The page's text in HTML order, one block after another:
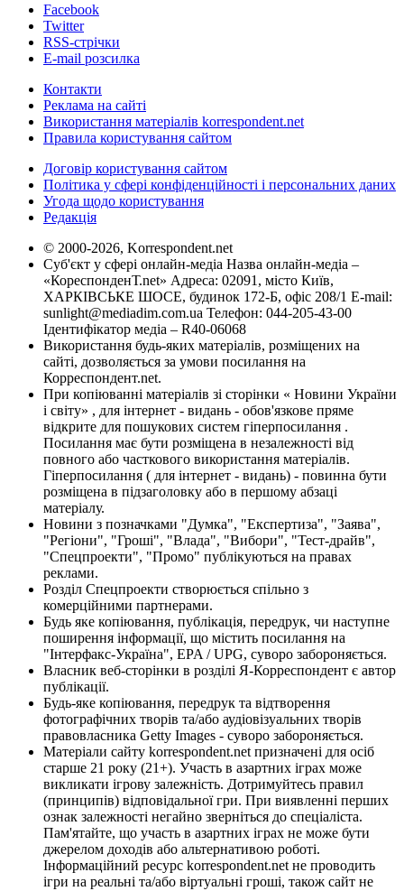
Facebook
Twitter
RSS-стрічки
E-mail розсилка
Контакти
Реклама на сайті
Використання матеріалів korrespondent.net
Правила користування сайтом
Договір користування сайтом
Політика у сфері конфіденційності і персональних даних
Угода щодо користування
Редакція
© 2000-2026, Korrespondent.net
Суб'єкт у сфері онлайн-медіа Назва онлайн-медіа –
«КореспонденТ.net» Адреса: 02091, місто Київ,
ХАРКІВСЬКЕ ШОСЕ, будинок 172-Б, офіс 208/1 E-mail:
sunlight@mediadim.com.ua Телефон: 044-205-43-00
Ідентифікатор медіа – R40-06068
Використання будь-яких матеріалів, розміщених на
сайті, дозволяється за умови посилання на
Корреспондент.net.
При копіюванні матеріалів зі сторінки « Новини України
і світу» , для інтернет - видань - обов'язкове пряме
відкрите для пошукових систем гіперпосилання .
Посилання має бути розміщена в незалежності від
повного або часткового використання матеріалів.
Гіперпосилання ( для інтернет - видань) - повинна бути
розміщена в підзаголовку або в першому абзаці
матеріалу.
Новини з позначками "Думка", "Експертиза", "Заява",
"Регіони", "Гроші", "Влада", "Вибори", "Тест-драйв",
"Спецпроекти", "Промо" публікуються на правах
реклами.
Розділ Спецпроекти створюється спільно з
комерційними партнерами.
Будь яке копіювання, публікація, передрук, чи наступне
поширення інформації, що містить посилання на
"Інтерфакс-Україна", EPA / UPG, суворо забороняється.
Власник веб-сторінки в розділі Я-Корреспондент є автор
публікації.
Будь-яке копіювання, передрук та відтворення
фотографічних творів та/або аудіовізуальних творів
правовласника Getty Images - суворо забороняється.
Матеріали сайту korrespondent.net призначені для осіб
старше 21 року (21+). Участь в азартних іграх може
викликати ігрову залежність. Дотримуйтесь правил
(принципів) відповідальної гри. При виявленні перших
ознак залежності негайно зверніться до спеціаліста.
Пам'ятайте, що участь в азартних іграх не може бути
джерелом доходів або альтернативою роботі.
Інформаційний ресурс korrespondent.net не проводить
ігри на реальні та/або віртуальні гроші, також сайт не